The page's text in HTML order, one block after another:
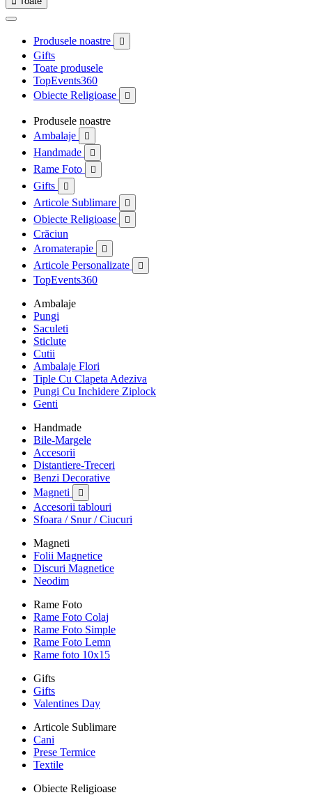
Produsele noastre 
Gifts
Toate produsele
TopEvents360
Obiecte Religioase

Produsele noastre
Ambalaje

Handmade 
Rame Foto 
Gifts 
Articole Sublimare 
Obiecte Religioase 
Crăciun
Aromaterapie

Articole Personalizate 
TopEvents360
Ambalaje
Pungi
Saculeti
Sticlute
Cutii
Ambalaje Flori
Tiple Cu Clapeta Adeziva
Pungi Cu Inchidere Ziplock
Genti
Handmade
Bile-Margele
Accesorii
Distantiere-Treceri
Benzi Decorative
Magneti

Accesorii tablouri
Sfoara / Snur / Ciucuri
Magneti
Folii Magnetice
Discuri Magnetice
Neodim
Rame Foto
Rame Foto Colaj
Rame Foto Simple
Rame Foto Lemn
Rame foto 10x15
Gifts
Gifts
Valentines Day
Articole Sublimare
Cani
Prese Termice
Textile
Obiecte Religioase